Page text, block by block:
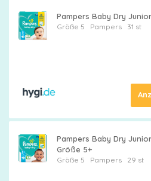
Pampers Baby Dry
Größe 5 Pampers31 st
Pampers Baby Dry Junior
Größe 5+
Größe 5 Pampers29 st